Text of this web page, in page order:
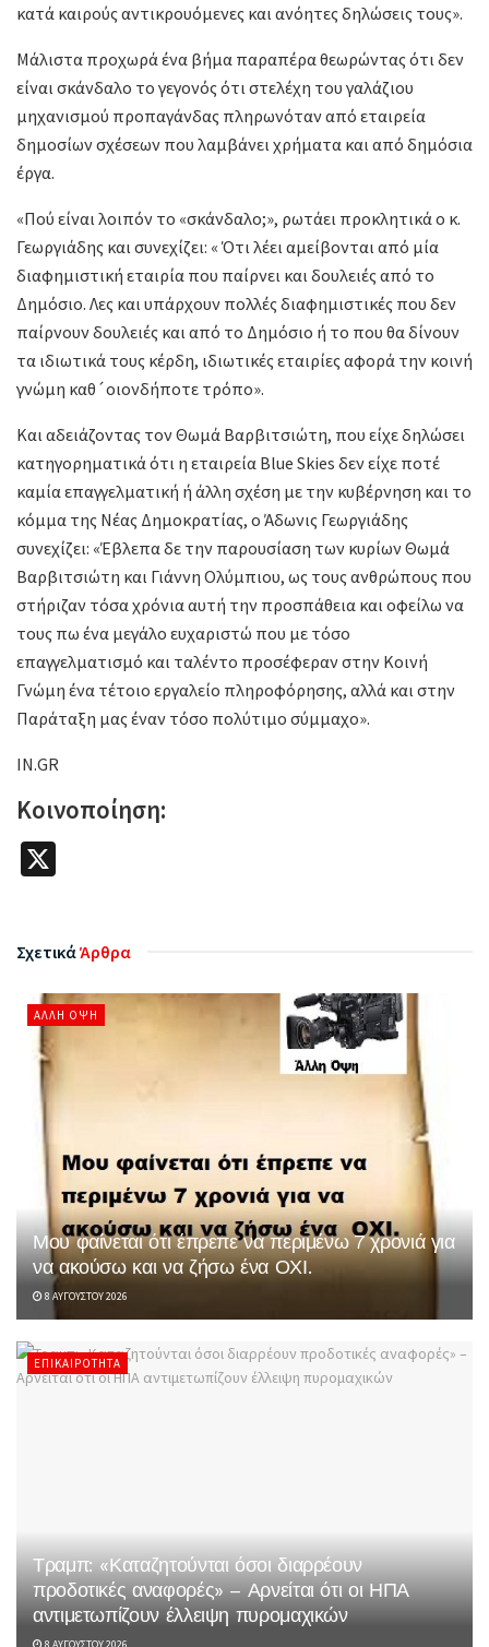
κατά καιρούς αντικρουόμενες και ανόητες δηλώσεις τους».
Μάλιστα προχωρά ένα βήμα παραπέρα θεωρώντας ότι δεν
είναι σκάνδαλο το γεγονός ότι στελέχη του γαλάζιου
μηχανισμού προπαγάνδας πληρωνόταν από εταιρεία
δημοσίων σχέσεων που λαμβάνει χρήματα και από δημόσια
έργα.
«Πού είναι λοιπόν το «σκάνδαλο;», ρωτάει προκλητικά ο κ.
Γεωργιάδης και συνεχίζει: « Ότι λέει αμείβονται από μία
διαφημιστική εταιρία που παίρνει και δουλειές από το
Δημόσιο. Λες και υπάρχουν πολλές διαφημιστικές που δεν
παίρνουν δουλειές και από το Δημόσιο ή το που θα δίνουν
τα ιδιωτικά τους κέρδη, ιδιωτικές εταιρίες αφορά την κοινή
γνώμη καθ´οιονδήποτε τρόπο».
Και αδειάζοντας τον Θωμά Βαρβιτσιώτη, που είχε δηλώσει
κατηγορηματικά ότι η εταιρεία Blue Skies δεν είχε ποτέ
καμία επαγγελματική ή άλλη σχέση με την κυβέρνηση και το
κόμμα της Νέας Δημοκρατίας, ο Άδωνις Γεωργιάδης
συνεχίζει: «Έβλεπα δε την παρουσίαση των κυρίων Θωμά
Βαρβιτσιώτη και Γιάννη Ολύμπιου, ως τους ανθρώπους που
στήριζαν τόσα χρόνια αυτή την προσπάθεια και οφείλω να
τους πω ένα μεγάλο ευχαριστώ που με τόσο
επαγγελματισμό και ταλέντο προσέφεραν στην Κοινή
Γνώμη ένα τέτοιο εργαλείο πληροφόρησης, αλλά και στην
Παράταξη μας έναν τόσο πολύτιμο σύμμαχο».
IN.GR
Κοινοποίηση:
ΣχετικάΆρθρα
ΆΛΛΗ ΌΨΗ
Μου φαίνεται ότι έπρεπε να περιμένω 7 χρονιά για
να ακούσω και να ζήσω ένα ΟΧΙ.
8 ΑΥΓΟΎΣΤΟΥ 2026
ΕΠΙΚΑΙΡΌΤΗΤΑ
Τραμπ: «Καταζητούνται όσοι διαρρέουν
προδοτικές αναφορές» – Αρνείται ότι οι ΗΠΑ
αντιμετωπίζουν έλλειψη πυρομαχικών
8 ΑΥΓΟΎΣΤΟΥ 2026